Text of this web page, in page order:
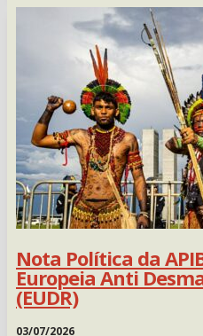
Nota Política da
Europeia Anti
(EUDR)
03/07/2026